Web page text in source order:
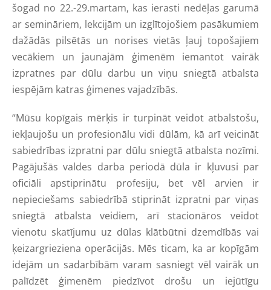
šogad no 22.-29.martam, kas ierasti nedēļas garumā
ar semināriem, lekcijām un izglītojošiem pasākumiem
dažādās pilsētās un norises vietās ļauj topošajiem
vecākiem un jaunajām ģimenēm iemantot vairāk
izpratnes par dūlu darbu un viņu sniegtā atbalsta
iespējām katras ģimenes vajadzībās.
“Mūsu kopīgais mērķis ir turpināt veidot atbalstošu,
iekļaujošu un profesionālu vidi dūlām, kā arī veicināt
sabiedrības izpratni par dūlu sniegtā atbalsta nozīmi.
Pagājušās valdes darba periodā dūla ir kļuvusi par
oficiāli apstiprinātu profesiju, bet vēl arvien ir
nepieciešams sabiedrībā stiprināt izpratni par viņas
sniegtā atbalsta veidiem, arī stacionāros veidot
vienotu skatījumu uz dūlas klātbūtni dzemdībās vai
ķeizargrieziena operācijās. Mēs ticam, ka ar kopīgām
idejām un sadarbībām varam sasniegt vēl vairāk un
palīdzēt ģimenēm piedzīvot drošu un iejūtīgu